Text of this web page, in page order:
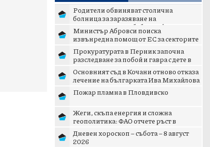
Родители обвиняват столична
болница за заразяване на
новороденото им бебе с инфекция
Министър Абровси поиска
извънредна помощ от ЕС за секторите
млекопроизводство и свиневъдст...
Прокуратурата в Перник започна
разследване за побой и гавра с дете в
Радомир
Основният съд в Кочани отново отказа
лечение на българката Ива Михайлова
Пожар пламна в Пловдивско
Жеги, скъпа енергия и сложна
геополитика: ФАО отчете ръст в
световните цени на храните
Дневен хороскоп – събота – 8 август
2026